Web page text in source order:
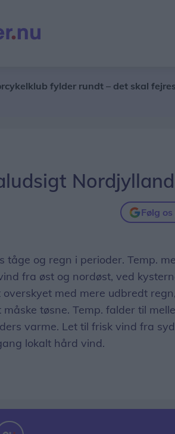
fylder rundt – det skal fejres
Nordjylland
Følg
tåge og regn i perioder. Temp.
fra øst og nordøst, ved
med mere udbredt
tøsne. Temp. falder til
varme. Let til frisk vind fra
lokalt hård vind.